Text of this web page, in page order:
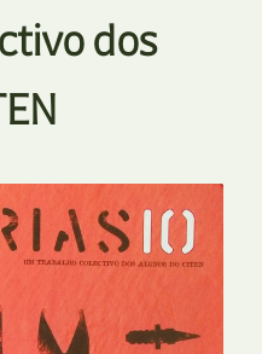
dos